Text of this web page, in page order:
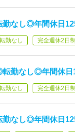
なし◎年間休日
転勤なし 完全週休2日制
勤なし◎年間休日
転勤なし 完全週休2日制
なし◎年間休日